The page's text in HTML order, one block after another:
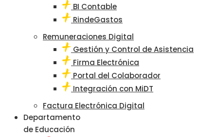
BI Contable
RindeGastos
Remuneraciones Digital
Gestión y Control de Asistencia
Firma Electrónica
Portal del Colaborador
Integración con MiDT
Factura Electrónica Digital
Departamento
de Educación